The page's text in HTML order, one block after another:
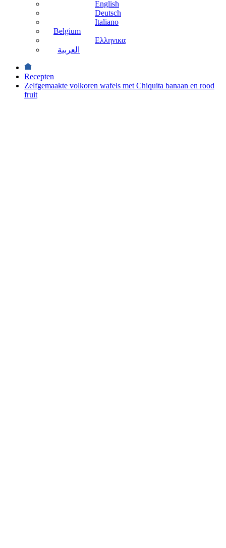
English
Deutsch
Italiano
Belgium
Ελληνικα
العربية
Recepten
Zelfgemaakte volkoren wafels met Chiquita banaan en rood
fruit